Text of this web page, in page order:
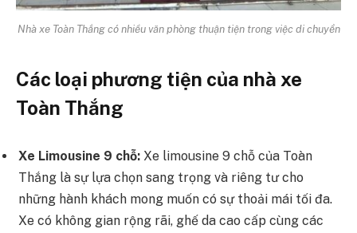
Nhà xe Toàn Thắng có nhiều văn phòng thuận tiện trong việc di chuyển
Các loại phương tiện của nhà xe
Toàn Thắng
Xe Limousine 9 chỗ: Xe limousine 9 chỗ của Toàn
Thắng là sự lựa chọn sang trọng và riêng tư cho
những hành khách mong muốn có sự thoải mái tối đa.
Xe có không gian rộng rãi, ghế da cao cấp cùng các